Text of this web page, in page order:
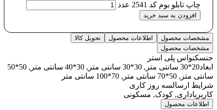
چاپ تابلو بوم کد 2541 عدد
افزودن به سبد خرید
مشخصات محصول اطلاعات محصول
تحویل کالا
مشخصات محصول
جنسکنواس پلی استر
ابعاد
20*30 سانتی متر, 30*30 سانتی متر, 30*40 سانتی متر, 50*50
سانتی متر, 50*70 سانتی متر, 70*100 سانتی متر
شرایط ارسالسه روز کاری
کاربریاداری, کودک, مسکونی
اطلاعات محصول